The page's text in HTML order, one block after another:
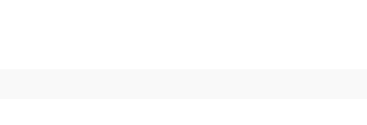
জানুন ফলাফল